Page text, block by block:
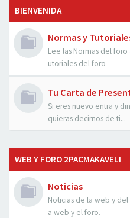
BIENVENIDA
Normas y
Lee las Normas del
utoriales del foro
Tu Carta de
Si eres nuevo entra y
quieras decirnos de ti...
WEB Y FORO 2PACMAKAVELI
Noticias
Noticias de la web y
a web y el foro.